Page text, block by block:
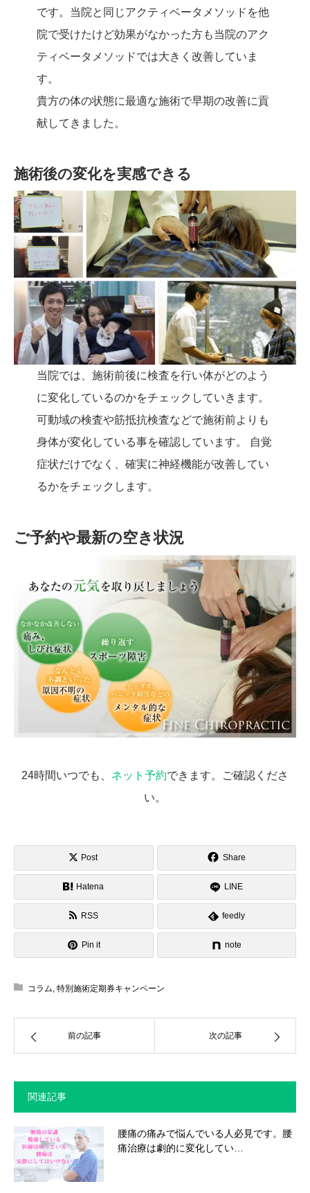
です。当院と同じアクティベータメソッドを他
院で受けたけど効果がなかった方も当院のアク
ティベータメソッドでは大きく改善していま
す。
貴方の体の状態に最適な施術で早期の改善に貢
献してきました。
施術後の変化を実感できる
当院では、施術前後に検査を行い体がどのよう
に変化しているのかをチェックしていきます。
可動域の検査や筋抵抗検査などで施術前よりも
身体が変化している事を確認しています。 自覚
症状だけでなく、確実に神経機能が改善してい
るかをチェックします。
ご予約や最新の空き状況
24時間いつでも、 ネット予約できます。ご確認くださ
い。
Post Share
Hatena LINE
RSS feedly
Pin it note
コラム, 特別施術定期券キャンペーン
前の記事 次の記事
関連記事
腰痛の痛みで悩んでいる人必見です。腰
痛治療は劇的に変化してい…